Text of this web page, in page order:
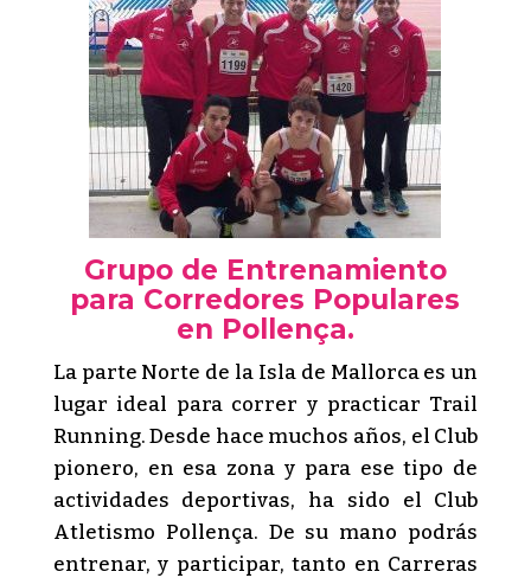
Grupo de Entrenamiento
para Corredores Populares
en Pollença.
La parte Norte de la Isla de Mallorca es un
lugar ideal para correr y practicar Trail
Running. Desde hace muchos años, el Club
pionero, en esa zona y para ese tipo de
actividades deportivas, ha sido el Club
Atletismo Pollença. De su mano podrás
entrenar, y participar, tanto en Carreras